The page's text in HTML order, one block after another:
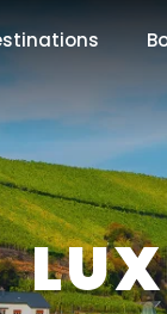
populaires